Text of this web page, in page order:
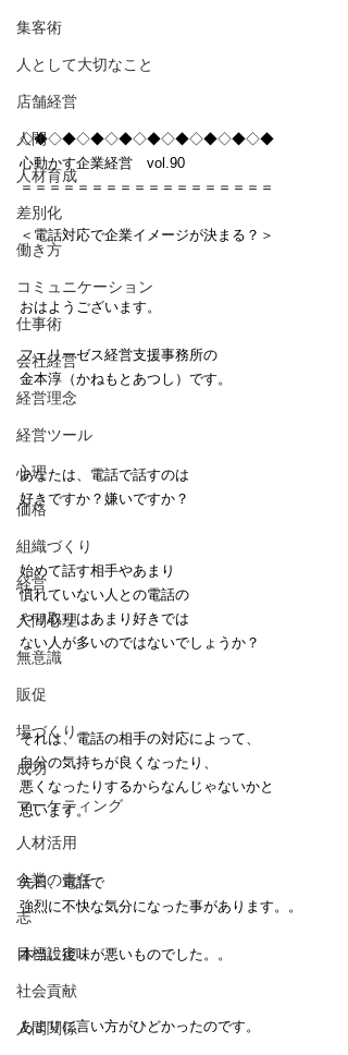
集客術
人として大切なこと
店舗経営
人間
人材育成
差別化
働き方
コミュニケーション
仕事術
会社経営
経営理念
経営ツール
心理
価格
組織づくり
経営
人間心理
無意識
販促
場づくり
成功
マーケティング
人材活用
企業の責任
志
目標設定
社会貢献
人間関係
◇◆◇◆◇◆◇◆◇◆◇◆◇◆◇◆◇◆
心動かす企業経営　vol.90
＝＝＝＝＝＝＝＝＝＝＝＝＝＝＝＝＝＝
＜電話対応で企業イメージが決まる？＞
おはようございます。
フェリーゼス経営支援事務所の
金本淳（かねもとあつし）です。
あなたは、電話で話すのは
好きですか？嫌いですか？
始めて話す相手やあまり
慣れていない人との電話の
やり取りはあまり好きでは
ない人が多いのではないでしょうか？
それは、電話の相手の対応によって、
自分の気持ちが良くなったり、
悪くなったりするからなんじゃないかと
思います。
先日、電話で
強烈に不快な気分になった事があります。。
本当に後味が悪いものでした。。
あまりに言い方がひどかったのです。